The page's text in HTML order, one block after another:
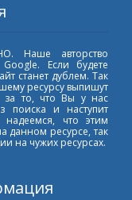
Наше авторство
Если будете
станет дублем. Так
ресурсу выпишут
за то, что Вы у нас
поиска и наступит
что этим
данном ресурсе, так
на чужих ресурсах.